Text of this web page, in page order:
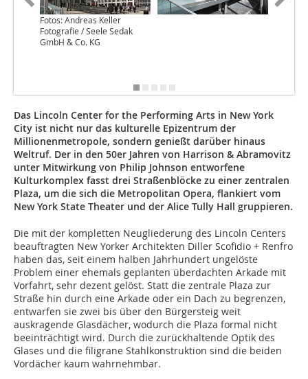
Fotos: Andreas Keller
Fotografie / Seele Sedak
GmbH & Co. KG
Das Lincoln Center for the Performing Arts in New York
City ist nicht nur das kulturelle Epizentrum der
Millionenmetropole, sondern genießt darüber hinaus
Weltruf. Der in den 50er Jahren von Harrison & Abramovitz
unter Mitwirkung von Philip Johnson entworfene
Kulturkomplex fasst drei Straßenblöcke zu einer zentralen
Plaza, um die sich die Metropolitan Opera, flankiert vom
New York State Theater und der Alice Tully Hall gruppieren.
Die mit der kompletten Neugliederung des Lincoln Centers
beauftragten New Yorker Architekten Diller Scofidio + Renfro
haben das, seit einem halben Jahrhundert ungelöste
Problem einer ehemals geplanten überdachten Arkade mit
Vorfahrt, sehr dezent gelöst. Statt die zentrale Plaza zur
Straße hin durch eine Arkade oder ein Dach zu begrenzen,
entwarfen sie zwei bis über den Bürgersteig weit
auskragende Glasdächer, wodurch die Plaza formal nicht
beeinträchtigt wird. Durch die zurückhaltende Optik des
Glases und die filigrane Stahlkonstruktion sind die beiden
Vordächer kaum wahrnehmbar.